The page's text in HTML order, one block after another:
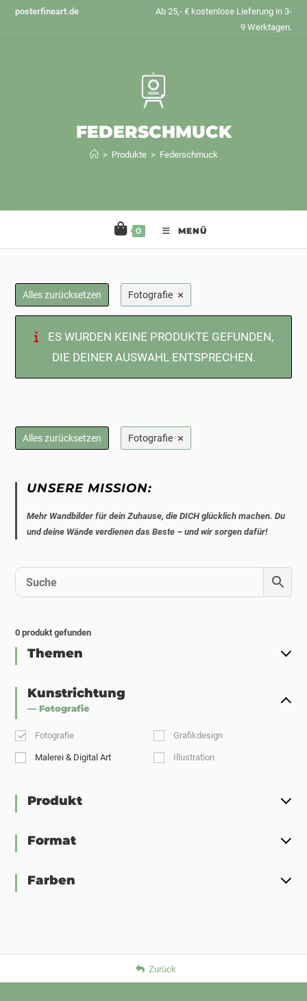
Zumposterfineart.de
Ab 25,- € kostenlose Lieferung in 3-
9 Werktagen.
FEDERSCHMUCK
> Produkte > Federschmuck
0 MENÜ
Alles zurücksetzen Fotografie ×
ES WURDEN KEINE PRODUKTE GEFUNDEN,
DIE DEINER AUSWAHL ENTSPRECHEN.
Alles zurücksetzen Fotografie ×
UNSERE MISSION:
Mehr Wandbilder für dein Zuhause, die DICH glücklich machen. Du
und deine Wände verdienen das Beste – und wir sorgen dafür!
0 produkt gefunden
Themen
Kunstrichtung
— Fotografie
Fotografie Grafikdesign
Malerei & Digital Art Illustration
Produkt
Format
Farben
Zurück